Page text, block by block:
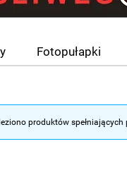
Fotopułapki
produktów spełniających